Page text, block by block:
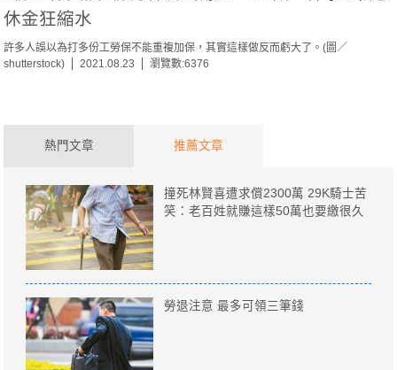
休金狂縮水
許多人誤以為打多份工勞保不能重複加保，其實這樣做反而虧大了。(圖／
shutterstock)
2021.08.23 瀏覽數:6376
熱門文章 推薦文章
撞死林賢喜遭求償2300萬 29K騎士苦
笑：老百姓就賺這樣50萬也要繳很久
勞退注意 最多可領三筆錢